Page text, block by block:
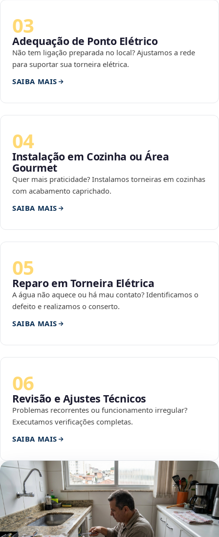
03
Adequação de Ponto Elétrico
Não tem ligação preparada no local? Ajustamos a rede
para suportar sua torneira elétrica.
SAIBA MAIS
04
Instalação em Cozinha ou Área
Gourmet
Quer mais praticidade? Instalamos torneiras em cozinhas
com acabamento caprichado.
SAIBA MAIS
05
Reparo em Torneira Elétrica
A água não aquece ou há mau contato? Identificamos o
defeito e realizamos o conserto.
SAIBA MAIS
06
Revisão e Ajustes Técnicos
Problemas recorrentes ou funcionamento irregular?
Executamos verificações completas.
SAIBA MAIS